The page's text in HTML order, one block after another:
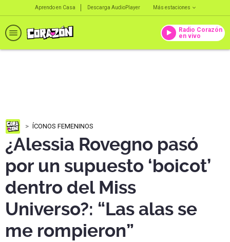
Aprendo en Casa Descarga AudioPlayer Más estaciones
Radio Corazón
en vivo
ÍCONOS FEMENINOS
¿Alessia Rovegno pasó
por un supuesto ‘boicot’
dentro del Miss
Universo?: “Las alas se
me rompieron”